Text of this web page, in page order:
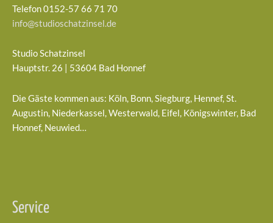
Telefon 0152-57 66 71 70
info@studioschatzinsel.de
Studio Schatzinsel
Hauptstr. 26 | 53604 Bad Honnef
Die Gäste kommen aus: Köln, Bonn, Siegburg, Hennef, St.
Augustin, Niederkassel, Westerwald, Eifel, Königswinter, Bad
Honnef, Neuwied…
Service